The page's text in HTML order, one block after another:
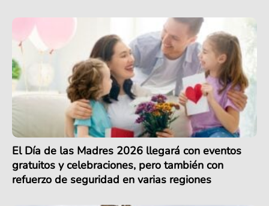
El Día de las Madres 2026 llegará con eventos
gratuitos y celebraciones, pero también con
refuerzo de seguridad en varias regiones